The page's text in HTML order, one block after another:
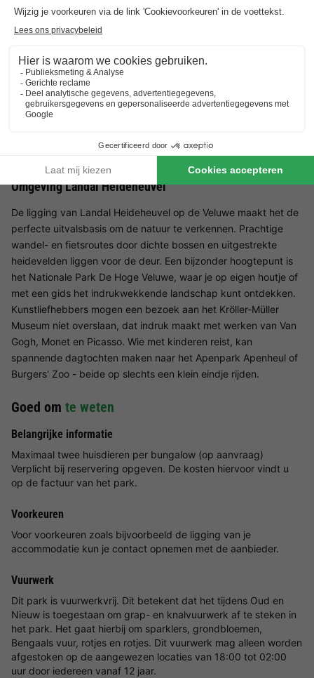
Restaurant Landal Heideheuvel
Na een actieve dag kun je je culinair laten verwennen in het
gezellige parkrestaurant. Of het nu gaat om een stevig ontbijt,
een ontspannen lunchhapje of een heerlijk diner, er is voor ieder
wat wils. Vooral de huisgemaakte pizza's en pannenkoeken, die
vers worden bereid, zijn erg populair. Wie liever in zijn eigen
kruidenierswaren en regionale specialiteiten inslaan.
Omgeving Landal Heideheuvel
De ligging van Landal Heideheuvel op de Veluwe maakt het de
perfecte uitvalsbasis om de natuur te verkennen. Prachtige
wandel- en fietsroutes door dichte bossen en uitgestrekte
heidevelden liggen voor de deur. Een bijzonder hoogtepunt is
het Nationale Park De Hoge Veluwe, waar je op eigen houtje of
met een gids het indrukwekkende landschap kunt ontdekken.
Kunstliefhebbers mogen een bezoek aan het Kröller-Müller
Museum niet overslaan, dat indruk maakt met werken van Van
Gogh, Monet en Picasso. Wie met kinderen reist, kan
spannende dagtochten maken naar het Apenpark Apenheul of
Burgers' Zoo - beide op slechts een klein eindje rijden.
Goed om te weten
Belangrijke informatie
Maximaal twee huisdieren per bungalow (op aanvraag)
Verplicht bij reservering opgeven. De kosten hiervoor vindt u
op de factuur van het park.
Voorkeuren
Voor voorkeuren zoals bijvoorbeeld de ligging van je
accommodatie kun je contact opnemen met de aanbieder.
Vuurwerk
Dit park is vuurwerkvrij. Dit betekent dat het tijdens Oud en
Nieuw is toegestaan om grap- en knalvuurwerk af te steken in
het park. Het gaat hierbij om sparklers, grondbloemen,
Bengaals vuur, rotjes en rotjes. Dit vuurwerk mag alleen worden
afgestoken op de aangewezen locaties van 18:00 tot 02:00
uur door iedereen vanaf 12 jaar.